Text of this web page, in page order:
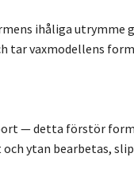
ihåliga
tar vaxmodellens
— detta förstör
ytan bearbetas,